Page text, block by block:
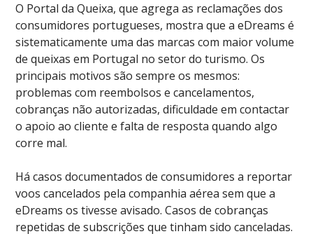
O Portal da Queixa, que agrega as reclamações dos
consumidores portugueses, mostra que a eDreams é
sistematicamente uma das marcas com maior volume
de queixas em Portugal no setor do turismo. Os
principais motivos são sempre os mesmos:
problemas com reembolsos e cancelamentos,
cobranças não autorizadas, dificuldade em contactar
o apoio ao cliente e falta de resposta quando algo
corre mal.
Há casos documentados de consumidores a reportar
voos cancelados pela companhia aérea sem que a
eDreams os tivesse avisado. Casos de cobranças
repetidas de subscrições que tinham sido canceladas.